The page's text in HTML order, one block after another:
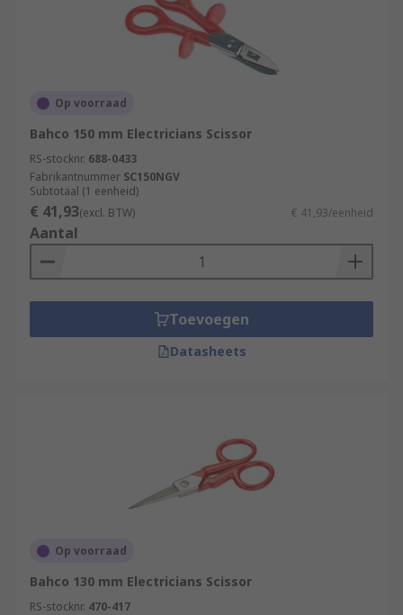
Op voorraad
Bahco 150 mm Electricians Scissor
RS-stocknr. 688-0433
Fabrikantnummer SC150NGV
Subtotaal (1 eenheid)
€ 41,93(excl. BTW) € 41,93/eenheid
Aantal
Toevoegen
Datasheets
Op voorraad
Bahco 130 mm Electricians Scissor
RS-stocknr. 470-417